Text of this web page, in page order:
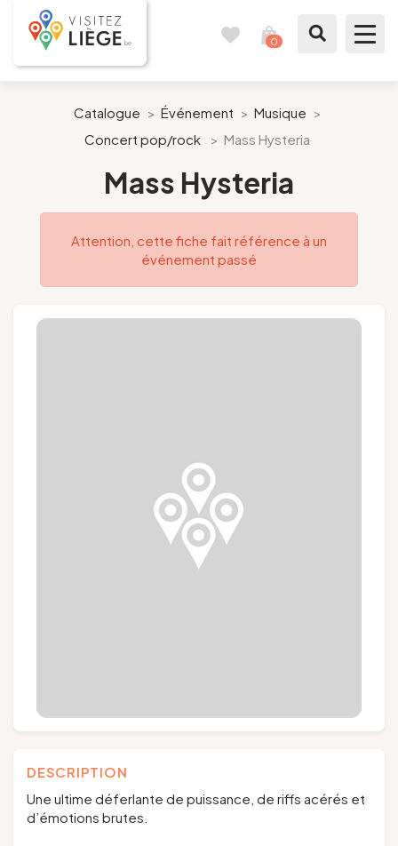
0
Comme un Liégeois
Préparer mon séjour
Nos suggestions
Pays de Liège
Suivez-nous
Catalogue > Événement > Musique >
Concert pop/rock
> Mass Hysteria
Mass Hysteria
Attention, cette fiche fait référence à un
événement passé
DESCRIPTION
Une ultime déferlante de puissance, de riffs acérés et
d’émotions brutes.